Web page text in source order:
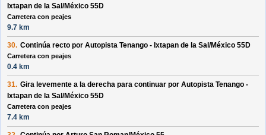
Ixtapan de la Sal/México 55D
Carretera con peajes
9.7 km
30. Continúa recto por Autopista Tenango - Ixtapan de la Sal/México 55D
Carretera con peajes
0.4 km
31. Gira levemente a la derecha para continuar por Autopista Tenango -
Ixtapan de la Sal/México 55D
Carretera con peajes
7.4 km